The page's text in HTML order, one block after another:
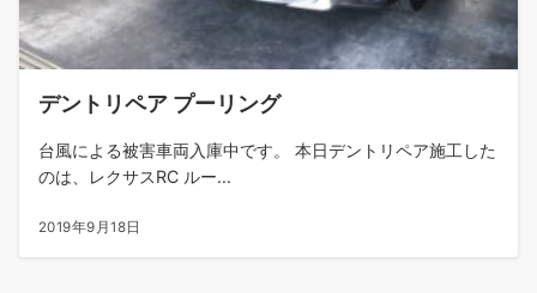
デントリペア プーリング
台風による被害車両入庫中です。 本日デントリペア施工した
のは、レクサスRC ルー...
2019年9月18日